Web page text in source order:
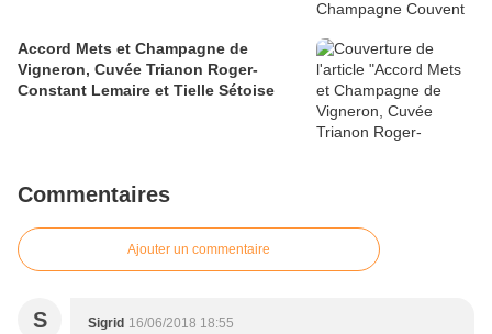
Accord Mets et Champagne de
Vigneron, Cuvée Trianon Roger-
Constant Lemaire et Tielle Sétoise
Commentaires
Ajouter un commentaire
S Sigrid 16/06/2018 18:55